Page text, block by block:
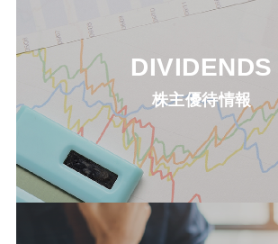
DIVIDENDS
株主優待情報